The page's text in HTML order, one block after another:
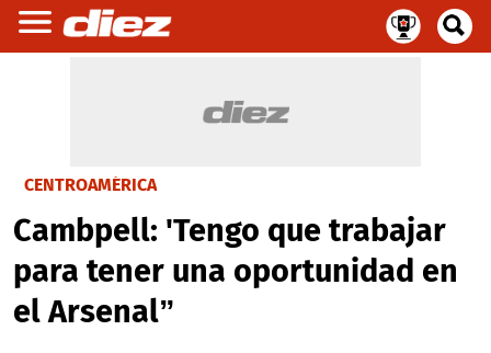
CENTROAMÉRICA
Cambpell: 'Tengo que trabajar
para tener una oportunidad en
el Arsenal”